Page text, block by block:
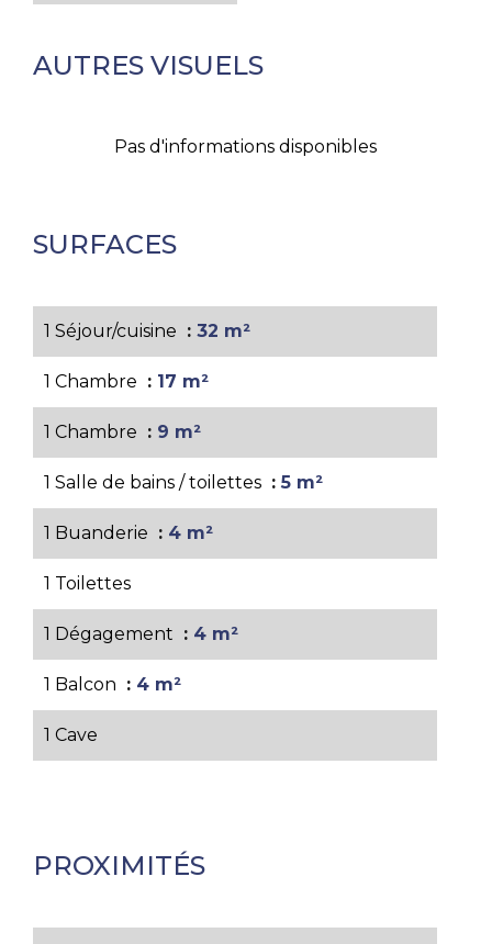
AUTRES VISUELS
Pas d'informations disponibles
SURFACES
1 Séjour/cuisine 32 m²
1 Chambre 17 m²
1 Chambre 9 m²
1 Salle de bains / toilettes 5 m²
1 Buanderie 4 m²
1 Toilettes
1 Dégagement 4 m²
1 Balcon 4 m²
1 Cave
PROXIMITÉS